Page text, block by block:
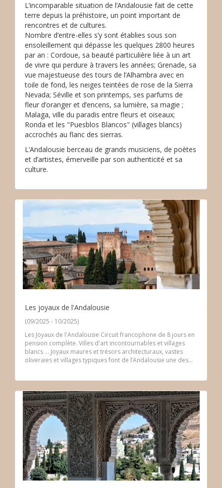
L’incomparable situation de l’Andalousie fait de cette
terre depuis la préhistoire, un point important de
rencontres et de cultures.
Nombre d’entre-elles s’y sont établies sous son
ensoleillement qui dépasse les quelques 2800 heures
par an : Cordoue, sa beauté particulière liée à un art
de vivre qui perdure à travers les années; Grenade, sa
vue majestueuse des tours de l’Alhambra avec en
toile de fond, les neiges teintées de rose de la Sierra
Nevada; Séville et son printemps, ses parfums de
fleur d’oranger et d’encens, sa lumière, sa magie ;
Malaga, ville du paradis entre fleurs et oiseaux;
Ronda et les "Puesblos Blancos" (villages blancs)
accrochés au flanc des sierras.
L’Andalousie berceau de grands musiciens, de poètes
et d’artistes, émerveille par son authenticité et sa
culture.
Les joyaux de l'Andalousie
(09/2025 - 10/2025)
Les Joyaux de l'Andalousie Circuit francophone de 8 jours en
pension complète. Villes d'art incontournables et villages
blancs ... Joyaux maures et trésors architecturaux, vastes
oliveraies et villages typiques font de l’Andalousie une des...